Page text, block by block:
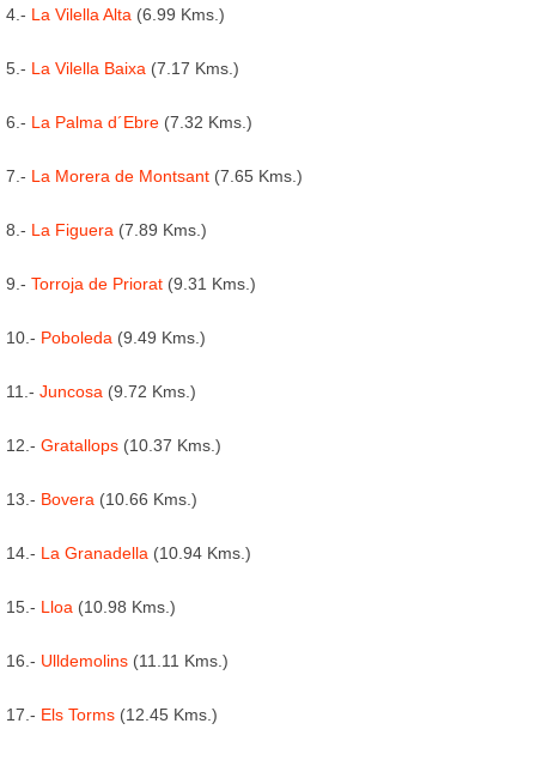
4.- La Vilella Alta (6.99 Kms.)
5.- La Vilella Baixa (7.17 Kms.)
6.- La Palma d´Ebre (7.32 Kms.)
7.- La Morera de Montsant (7.65 Kms.)
8.- La Figuera (7.89 Kms.)
9.- Torroja de Priorat (9.31 Kms.)
10.- Poboleda (9.49 Kms.)
11.- Juncosa (9.72 Kms.)
12.- Gratallops (10.37 Kms.)
13.- Bovera (10.66 Kms.)
14.- La Granadella (10.94 Kms.)
15.- Lloa (10.98 Kms.)
16.- Ulldemolins (11.11 Kms.)
17.- Els Torms (12.45 Kms.)